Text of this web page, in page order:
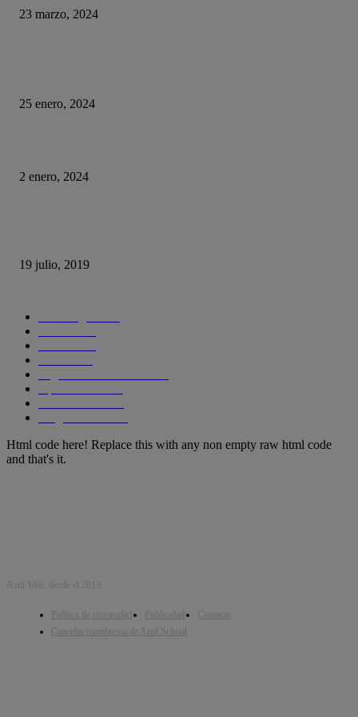
23 marzo, 2024
25 enero, 2024
2 enero, 2024
19 julio, 2019
Html code here! Replace this with any non empty raw html code
and that's it.
Azul Web, desde el 2013.
Política de privacidad Publicidad
Contacto
Cancelar membresia de Azul School